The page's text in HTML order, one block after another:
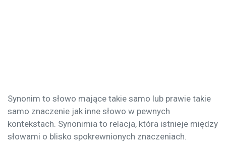
Synonim to słowo mające takie samo lub prawie takie
samo znaczenie jak inne słowo w pewnych
kontekstach. Synonimia to relacja, która istnieje między
słowami o blisko spokrewnionych znaczeniach.